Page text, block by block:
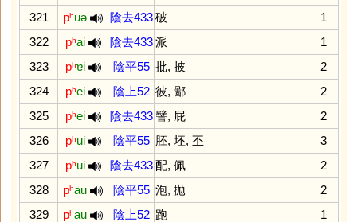
321
pʰuə 陰去433 破
1
322
pʰai 陰去433 派
1
323
pʰɐi 陰平55 批, 披
2
324
pʰei 陰上52 彼, 鄙
2
325
pʰei 陰去433 譬, 屁
2
326
pʰui 陰平55 胚, 坯, 丕
3
327
pʰui 陰去433 配, 佩
2
328
pʰau 陰平55 泡, 拋
2
329
pʰau 陰上52 跑
1